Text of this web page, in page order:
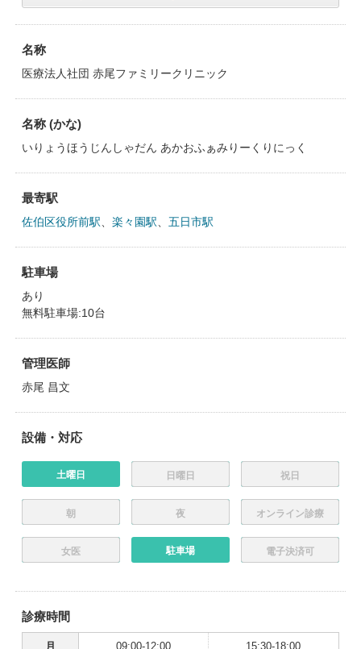
名称
医療法人社団 赤尾ファミリークリニック
名称 (かな)
いりょうほうじんしゃだん あかおふぁみりーくりにっく
最寄駅
佐伯区役所前駅 楽々園駅 五日市駅
駐車場
あり
無料駐車場:10台
管理医師
赤尾 昌文
設備・対応
土曜日 日曜日 祝日
朝 夜 オンライン診療
女医 駐車場 電子決済可
診療時間
月 09:00-12:00 15:30-18:00